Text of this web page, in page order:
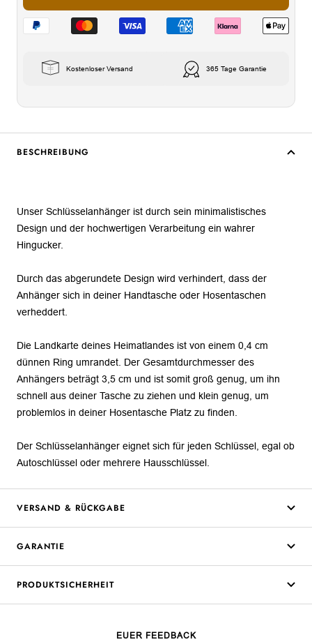
Kostenloser Versand 365 Tage Garantie
BESCHREIBUNG
Unser Schlüsselanhänger ist durch sein minimalistisches
Design und der hochwertigen Verarbeitung ein wahrer
Hingucker.
Durch das abgerundete Design wird verhindert, dass der
Anhänger sich in deiner Handtasche oder Hosentaschen
verheddert.
Die Landkarte deines Heimatlandes ist von einem 0,4 cm
dünnen Ring umrandet. Der Gesamtdurchmesser des
Anhängers beträgt 3,5 cm und ist somit groß genug, um ihn
schnell aus deiner Tasche zu ziehen und klein genug, um
problemlos in deiner Hosentasche Platz zu finden.
Der Schlüsselanhänger eignet sich für jeden Schlüssel, egal ob
Autoschlüssel oder mehrere Hausschlüssel.
VERSAND & RÜCKGABE
GARANTIE
PRODUKTSICHERHEIT
EUER FEEDBACK